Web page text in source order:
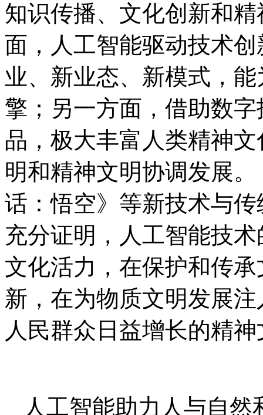
知识传播、文化创新和
面，人工智能驱动技术
业、新业态、新模式，
擎；另一方面，借助数
品，极大丰富人类精神
明和精神文明协调发展
话：悟空》等新技术与
充分证明，人工智能技
文化活力，在保护和传
新，在为物质文明发展
人民群众日益增长的精
人工智能助力人与自